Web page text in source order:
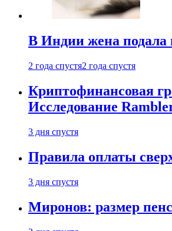
В Индии жена подала
2 года спустя2 года спустя
Криптофинансовая
Исследование
3 дня спустя
Правила оплаты
3 дня спустя
Миронов: размер